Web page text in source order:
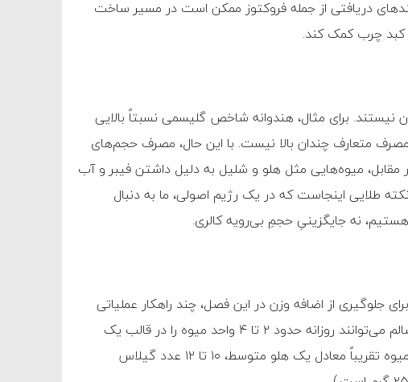
دریافتی از جمله فروکتوز ممکن است در مسیر ساخت
کبد چرب کمک کند.
برای مثال، هندوانه شاخص گلیسمی نسبتاً بالایی
مصرف متعارف چندان بالا نیست. با این حال، مصرف حجم‌های
مقابل، میوه‌هایی مثل هلو و شلیل به دلیل داشتن فیبر و آب
طلایی اینجاست که در یک رژیم اصولی، ما به دنبال
نه جایگزینیِ حجمِ بی‌رویه کالری.
جلوگیری از اضافه وزن در این فصل، چند راهکار عملیاتی
ارائه کرد و گفت: قانونِ «واحدهای روزانه»؛ اغلب افراد سالم می‌توانند روزانه حدود ۲ تا ۴ واحد میوه را در قالب یک
الگوی غذایی متعادل مصرف کنند. (برای مثال هر واحد میوه تقریباً معادل یک هلو متوسط، ۱۰ تا ۱۲ عدد گیلاس